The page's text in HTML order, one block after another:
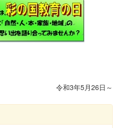
令和3年5月26日～